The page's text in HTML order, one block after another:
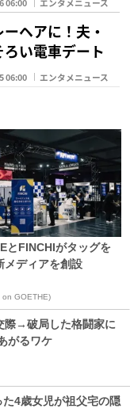
06:00 エンタメニュース
ヘアに！夫・
い電車デート
06:00 エンタメニュース
とFINCHIがタッグを
メディアを創設
on GOETHE)
際→破局した格闘家に
がるワケ
4歳女児が祖父宅の隠